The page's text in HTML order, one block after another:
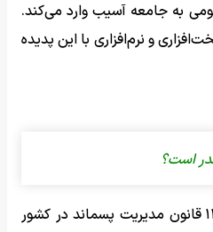
به جامعه آسیب وارد می‌کند.
و نرم‌افزاری با این پدیده
است؟
وی ادامه داد: در سال ۱۳۸۳ قانون مدیریت پسماند در کشور